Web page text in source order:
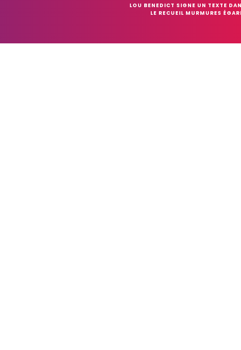
LOU BENEDICT SIGNE UN TEXTE
LE RECUEIL MURMURES